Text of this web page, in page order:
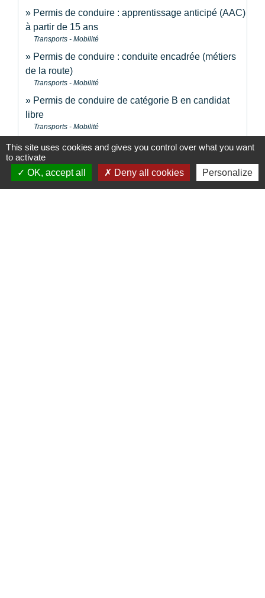
Permis de conduire : apprentissage anticipé (AAC)
à partir de 15 ans
Transports - Mobilité
Permis de conduire : conduite encadrée (métiers
de la route)
Transports - Mobilité
Permis de conduire de catégorie B en candidat
libre
Transports - Mobilité
Assurance auto : jeune conducteur et surprime
Argent - Impôts - Consommation
Équipements obligatoires en voiture : gilet de
sécurité, triangle...
This site uses cookies and gives you control over what you want
to activate
OK, accept all
Deny all cookies Personalize